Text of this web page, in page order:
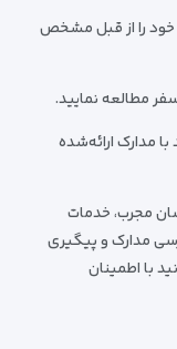
خود را از قبل مشخص
مطالعه نمایید.
مدارک ارائه‌شده
مجرب، خدمات
مدارک و پیگیری
با اطمینان